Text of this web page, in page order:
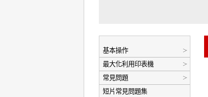
基本操作
最大化利用印表機
常見問題
短片常見問題集